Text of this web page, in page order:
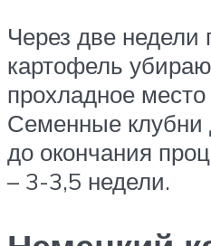
Через две недели
картофель
прохладное
Семенные клубни
до окончания
– 3-3,5 недели.